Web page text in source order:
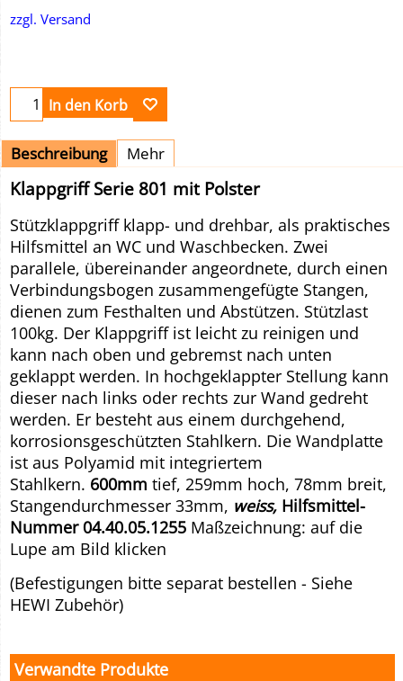
zzgl. Versand
In den Korb
Beschreibung Mehr
Klappgriff Serie 801 mit Polster
Stützklappgriff klapp- und drehbar, als praktisches
Hilfsmittel an WC und Waschbecken. Zwei
parallele, übereinander angeordnete, durch einen
Verbindungsbogen zusammengefügte Stangen,
dienen zum Festhalten und Abstützen. Stützlast
100kg. Der Klappgriff ist leicht zu reinigen und
kann nach oben und gebremst nach unten
geklappt werden. In hochgeklappter Stellung kann
dieser nach links oder rechts zur Wand gedreht
werden. Er besteht aus einem durchgehend,
korrosionsgeschützten Stahlkern. Die Wandplatte
ist aus Polyamid mit integriertem
Stahlkern. 600mm tief, 259mm hoch, 78mm breit,
Stangendurchmesser 33mm, weiss, Hilfsmittel-
Nummer 04.40.05.1255 Maßzeichnung: auf die
Lupe am Bild klicken
(Befestigungen bitte separat bestellen - Siehe
HEWI Zubehör)
Verwandte Produkte